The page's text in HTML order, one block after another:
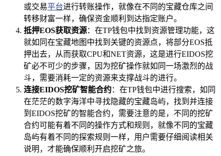
或交易平台进行转账操作，就像在不同的宝藏仓库之间
转移财富一样，确保资金顺利到达指定账户。
抵押EOS获取资源：在TP钱包中找到资源管理功能，这
就如同在宝藏地图中找到关键的资源点，将部分EOS抵
押出去，从而获取CPU和NET资源，这是进行EIDOS挖
矿必不可少的步骤，因为挖矿操作就如同一场激烈的战
斗，需要消耗一定的资源来支撑战斗的进行。
连接EIDOS挖矿智能合约：在TP钱包中进行搜索，如同
在茫茫的数字海洋中寻找隐藏的宝藏岛屿，找到并连接
到EIDOS挖矿的智能合约，需要注意的是，不同的挖矿
合约可能有着不同的操作方式和规则，就像不同的宝藏
岛屿有着不同的探索规则一样，用户需要仔细阅读相关
说明，才能确保顺利开启挖矿之旅。